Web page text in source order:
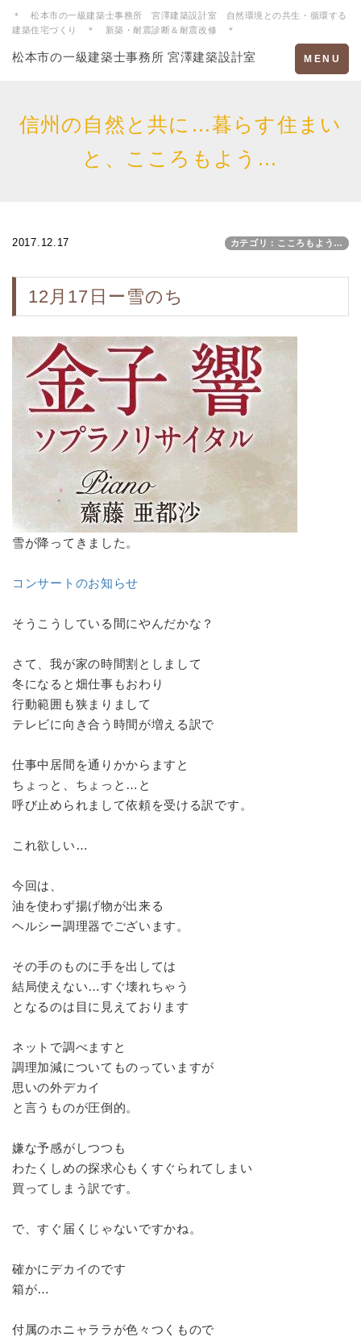
＊ 松本市の一級建築士事務所 宮澤建築設計室 自然環境との共生・循環する
建築住宅づくり ＊ 新築・耐震診断＆耐震改修 ＊
松本市の一級建築士事務所 宮澤建築設計室
Toggle
navigation
MENU
信州の自然と共に…暮らす住まい
と、こころもよう…
2017.12.17 カテゴリ：こころもよう…
12月17日ー雪のち
雪が降ってきました。
コンサートのお知らせ
そうこうしている間にやんだかな？
さて、我が家の時間割としまして
冬になると畑仕事もおわり
行動範囲も狭まりまして
テレビに向き合う時間が増える訳で
仕事中居間を通りかからますと
ちょっと、ちょっと…と
呼び止められまして依頼を受ける訳です。
これ欲しい…
今回は、
油を使わず揚げ物が出来る
ヘルシー調理器でございます。
その手のものに手を出しては
結局使えない…すぐ壊れちゃう
となるのは目に見えております
ネットで調べますと
調理加減についてものっていますが
思いの外デカイ
と言うものが圧倒的。
嫌な予感がしつつも
わたくしめの探求心もくすぐられてしまい
買ってしまう訳です。
で、すぐ届くじゃないですかね。
確かにデカイのです
箱が…
付属のホニャララが色々つくもので